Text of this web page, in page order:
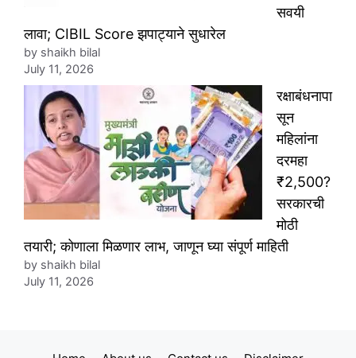
सवयी
लावा; CIBIL Score झपाट्याने सुधारेल
by shaikh bilal
July 11, 2026
रक्षाबंधनापा
सून
महिलांना
दरमहा
₹2,500?
सरकारची
मोठी
तयारी; कोणाला मिळणार लाभ, जाणून घ्या संपूर्ण माहिती
by shaikh bilal
July 11, 2026